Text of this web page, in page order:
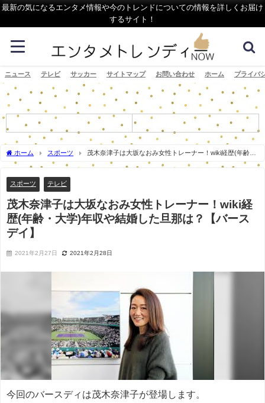
最新の気になるエンタメ情報や今のトレンドについての情報を詳しくお届け
するサイト！
ニュース テレビ サッカー サイトマップ お問い合わせ ホーム プライバ
ホーム スポーツ
茂木奈津子は大坂なおみ女性トレーナー！wiki経歴(年齢・
大学)年収や結婚した旦那は？【バースデイ】
スポーツ テレビ
茂木奈津子は大坂なおみ女性トレーナー！wiki経
歴(年齢・大学)年収や結婚した旦那は？【バース
デイ】
2021年2月27日 2021年2月28日
今回のバースディは茂木奈津子が登場します。